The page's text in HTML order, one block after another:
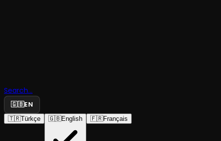
Search...
🇬🇧EN
🇹🇷Türkçe 🇬🇧English 🇫🇷Français